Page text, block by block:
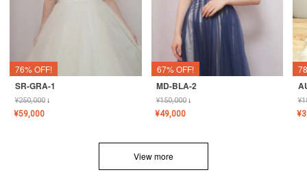
76% OFF!
SR-GRA-1
¥250,000↓
¥59,000
67% OFF!
MD-BLA-2
¥150,000↓
¥49,000
¥
¥
View more